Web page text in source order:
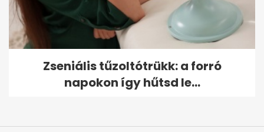
Zseniális tűzoltótrükk: a forró
napokon így hűtsd le...